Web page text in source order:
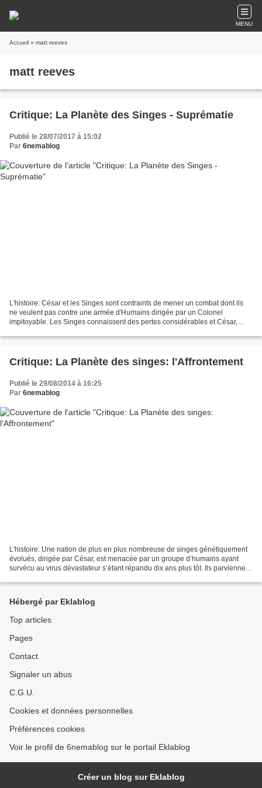
MENU
Accueil » matt reeves
matt reeves
Critique: La Planète des Singes - Suprématie
Publié le 28/07/2017 à 15:02
Par 6nemablog
L'histoire: César et les Singes sont contraints de mener un combat dont ils
ne veulent pas contre une armée d'Humains dirigée par un Colonel
impitoyable. Les Singes connaissent des pertes considérables et César,
Critique: La Planète des singes: l'Affrontement
Publié le 29/08/2014 à 16:25
Par 6nemablog
L'histoire: Une nation de plus en plus nombreuse de singes génétiquement
évolués, dirigée par César, est menacée par un groupe d’humains ayant
survécu au virus dévastateur s’étant répandu dix ans plus tôt. Ils parviennent
Hébergé par Eklablog
Top articles
Pages
Contact
Signaler un abus
C.G.U.
Cookies et données personnelles
Préférences cookies
Voir le profil de 6nemablog sur le portail Eklablog
Créer un blog sur Eklablog